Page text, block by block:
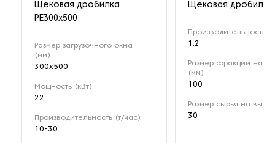
Щековая дробилка
РЕ300x500
Размер загрузочного окна
(мм)
300x500
Мощность (кВт)
22
Производительность (т/час)
10-30
Щековая дробилка
Производительность
1.2
Размер фракции на
(мм)
100
Размер сырья на
30